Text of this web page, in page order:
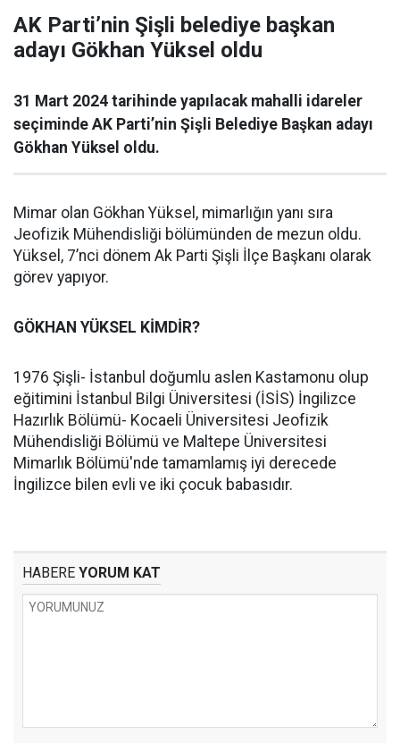
AK Parti’nin Şişli belediye başkan
adayı Gökhan Yüksel oldu
31 Mart 2024 tarihinde yapılacak mahalli idareler
seçiminde AK Parti’nin Şişli Belediye Başkan adayı
Gökhan Yüksel oldu.
Mimar olan Gökhan Yüksel, mimarlığın yanı sıra
Jeofizik Mühendisliği bölümünden de mezun oldu.
Yüksel, 7’nci dönem Ak Parti Şişli İlçe Başkanı olarak
görev yapıyor.
GÖKHAN YÜKSEL KİMDİR?
1976 Şişli- İstanbul doğumlu aslen Kastamonu olup
eğitimini İstanbul Bilgi Üniversitesi (İSİS) İngilizce
Hazırlık Bölümü- Kocaeli Üniversitesi Jeofizik
Mühendisliği Bölümü ve Maltepe Üniversitesi
Mimarlık Bölümü'nde tamamlamış iyi derecede
İngilizce bilen evli ve iki çocuk babasıdır.
HABERE YORUM KAT